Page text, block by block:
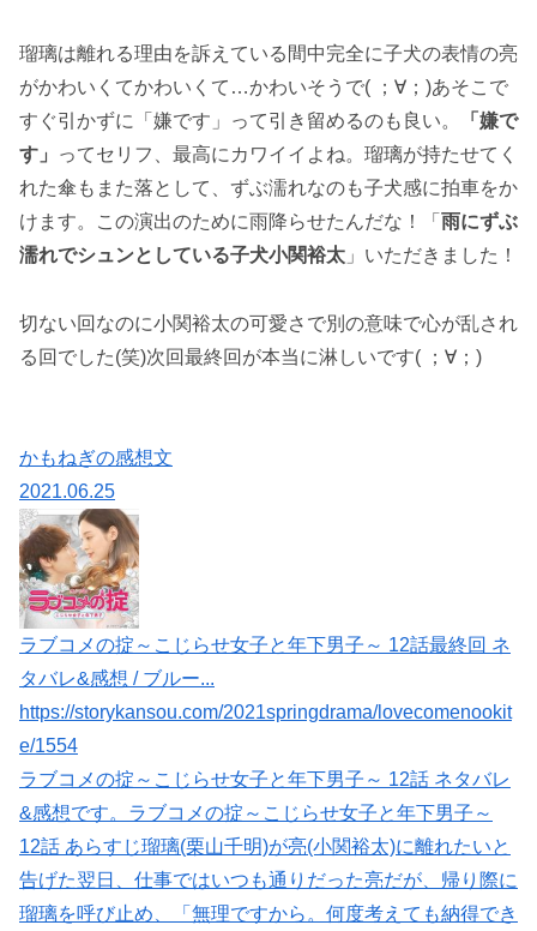
瑠璃は離れる理由を訴えている間中完全に子犬の表情の亮
がかわいくてかわいくて…かわいそうで( ；∀；)あそこで
すぐ引かずに「嫌です」って引き留めるのも良い。
「嫌で
す」
ってセリフ、最高にカワイイよね。瑠璃が持たせてく
れた傘もまた落として、ずぶ濡れなのも子犬感に拍車をか
けます。この演出のために雨降らせたんだな！「 雨にずぶ
濡れでシュンとしている子犬小関裕太 」いただきました！
切ない回なのに小関裕太の可愛さで別の意味で心が乱され
る回でした(笑)次回最終回が本当に淋しいです( ；∀；)
かもねぎの感想文
2021.06.25
ラブコメの掟～こじらせ女子と年下男子～ 12話最終回 ネ
タバレ&感想 / ブルー...
https://storykansou.com/2021springdrama/lovecomenookit
e/1554
ラブコメの掟～こじらせ女子と年下男子～ 12話 ネタバレ
&感想です。ラブコメの掟～こじらせ女子と年下男子～
12話 あらすじ瑠璃(栗山千明)が亮(小関裕太)に離れたいと
告げた翌日、仕事ではいつも通りだった亮だが、帰り際に
瑠璃を呼び止め、「無理ですから。何度考えても納得でき